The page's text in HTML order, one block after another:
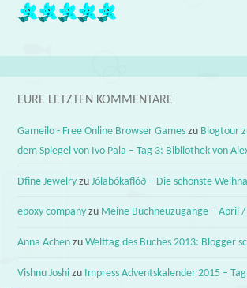
EURE LETZTEN KOMMENTARE
Gameilo - Free Online Browser Games zu Blogtour
dem Spiegel von Ivo Pala – Tag 3: Bibliothek von
Dfine Jewelry zuJólabókaflóð – Die schönste
epoxy company zu Meine Buchneuzugänge – April
Anna Achen zuWelttag des Buches 2013: Blogger
Vishnu Joshi zu Impress Adventskalender 2015 –